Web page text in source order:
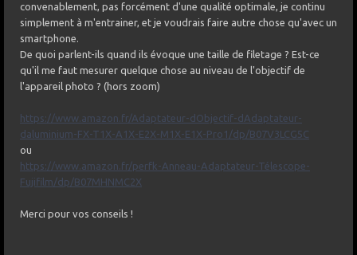
convenablement, pas forcément d'une qualité optimale, je continu
simplement à m'entrainer, et je voudrais faire autre chose qu'avec un
smartphone.
De quoi parlent-ils quand ils évoque une taille de filetage ? Est-ce
qu'il me faut mesurer quelque chose au niveau de l'objectif de
l'appareil photo ? (hors zoom)
https://www.amazon.fr/Adaptateur-dObjectif-dAdaptateur-
daluminium-FX-T1X-A1X-E2X-M1X-E1X-Pro1/dp/B07V3LCG5C
ou
https://www.amazon.fr/perfk-Anneau-Adaptateur-Télescope-
Fujifilm/dp/B07MHNMC2X
Merci pour vos conseils !